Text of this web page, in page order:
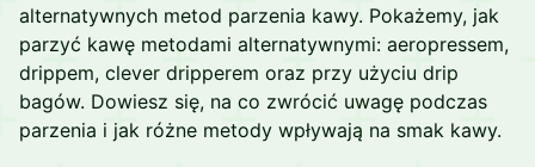
alternatywnych metod parzenia kawy. Pokażemy, jak
parzyć kawę metodami alternatywnymi: aeropressem,
drippem, clever dripperem oraz przy użyciu drip
bagów. Dowiesz się, na co zwrócić uwagę podczas
parzenia i jak różne metody wpływają na smak kawy.